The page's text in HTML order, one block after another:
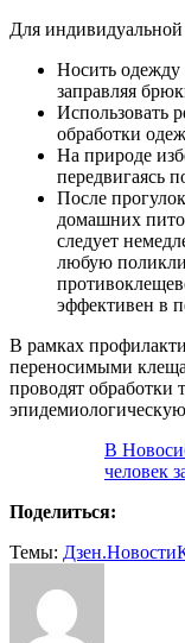
Для
Носить
заправляя
Использовать
обработки
На природе
передвигаясь
После
домашних
следует
любую
эффективен в
В рамках
переносимыми
проводят обработки
В
человек
Поделиться:
Темы: Дзен.Новости